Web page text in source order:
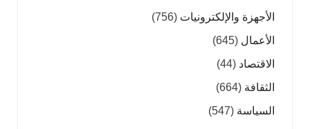
الأجهزة والإلكترونيات (756)
الأعمال (645)
الاقتصاد (44)
الثقافة (664)
السياسة (547)